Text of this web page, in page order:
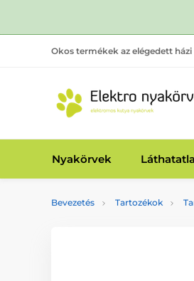
Okos termékek az elégedett
Nyakörvek
Bevezetés Tartozékok